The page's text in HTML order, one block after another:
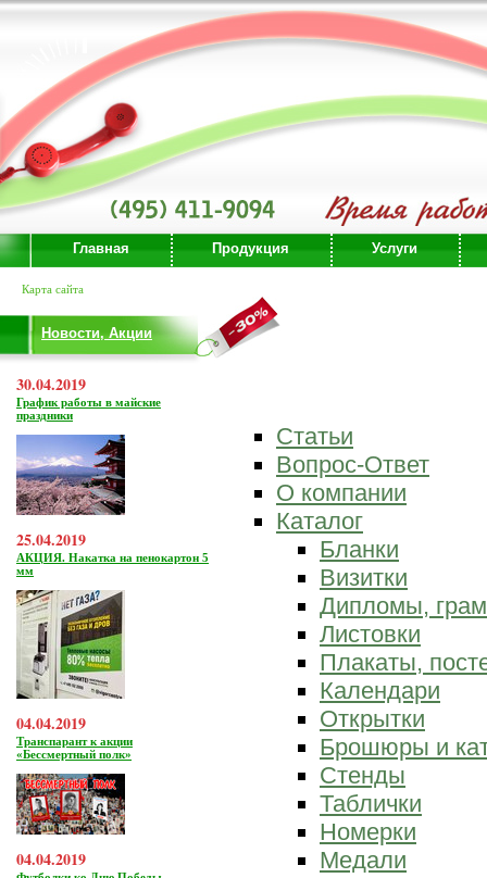
Главная Продукция Услуги
Карта сайта
Новости, Акции
30.04.2019
График работы в майские
праздники
25.04.2019
АКЦИЯ. Накатка на пенокартон 5
мм
04.04.2019
Транспарант к акции
«Бессмертный полк»
04.04.2019
Статьи
Вопрос-Ответ
О компании
Каталог
Бланки
Визитки
Дипломы,
Листовки
Плакаты,
Календари
Открытки
Брошюры и
Стенды
Таблички
Номерки
Медали